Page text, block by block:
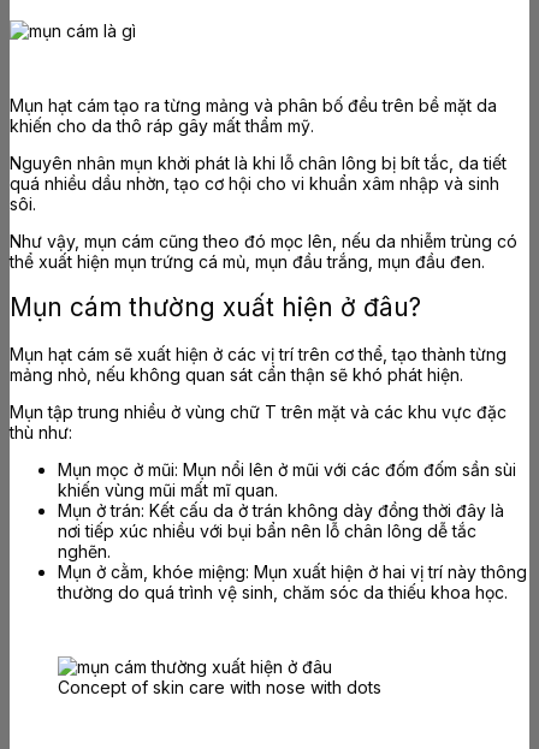
Mụn hạt cám tạo ra từng mảng và phân bố đều trên bề mặt da
khiến cho da thô ráp gây mất thẩm mỹ.
Nguyên nhân mụn khởi phát là khi lỗ chân lông bị bít tắc, da tiết
quá nhiều dầu nhờn, tạo cơ hội cho vi khuẩn xâm nhập và sinh
sôi.
Như vậy, mụn cám cũng theo đó mọc lên, nếu da nhiễm trùng có
thể xuất hiện mụn trứng cá mủ, mụn đầu trắng, mụn đầu đen.
Mụn cám thường xuất hiện ở đâu?
Mụn hạt cám sẽ xuất hiện ở các vị trí trên cơ thể, tạo thành từng
mảng nhỏ, nếu không quan sát cẩn thận sẽ khó phát hiện.
Mụn tập trung nhiều ở vùng chữ T trên mặt và các khu vực đặc
thù như:
Mụn mọc ở mũi: Mụn nổi lên ở mũi với các đốm đốm sần sùi
khiến vùng mũi mất mĩ quan.
Mụn ở trán: Kết cấu da ở trán không dày đồng thời đây là
nơi tiếp xúc nhiều với bụi bẩn nên lỗ chân lông dễ tắc
nghẽn.
Mụn ở cằm, khóe miệng: Mụn xuất hiện ở hai vị trí này thông
thường do quá trình vệ sinh, chăm sóc da thiếu khoa học.
Concept of skin care with nose with dots